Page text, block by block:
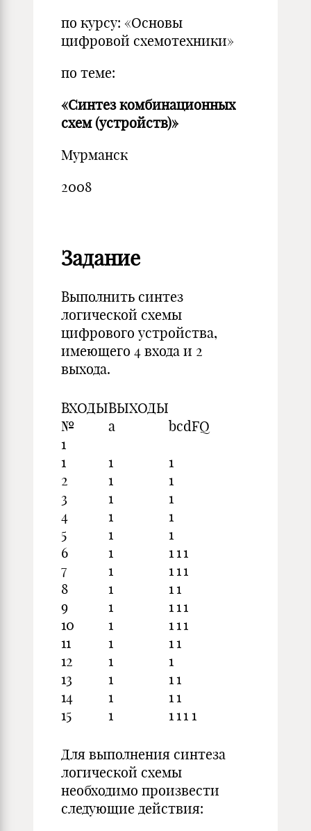
по курсу: «Основы
цифровой схемотехники»
по теме:
«Синтез комбинационных
схем (устройств)»
Мурманск
2008
Задание
Выполнить синтез
логической схемы
цифрового устройства,
имеющего 4 входа и 2
выхода.
ВХОДЫВЫХОДЫ
№
a bcdFQ
1
1
1
1
2
1
1
3
1
1
4
1
1
5
1
1
6
1 1 11
7
1 1 11
8
1 1 1
9
1 1 11
10
1 1 11
11
1 1 1
12
1
1
13
1 1 1
14
1 1 1
15
1 1 11 1
Для выполнения синтеза
логической схемы
необходимо произвести
следующие действия: